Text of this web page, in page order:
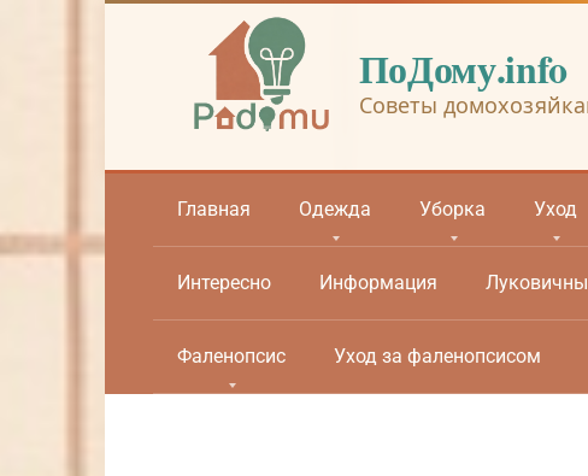
ПоДому.info
Советы
Главная Одежда Уборка Уход
Интересно Информация
Фаленопсис Уход за фаленопсисом